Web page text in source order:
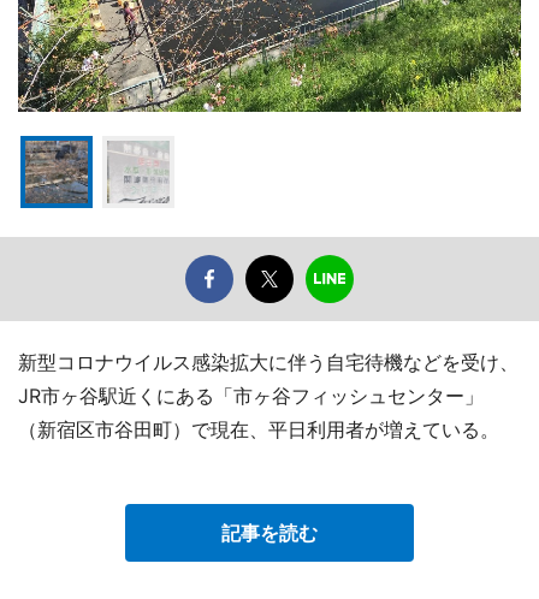
新型コロナウイルス感染拡大に伴う自宅待機などを受け、
JR市ヶ谷駅近くにある「市ヶ谷フィッシュセンター」
（新宿区市谷田町）で現在、平日利用者が増えている。
記事を読む